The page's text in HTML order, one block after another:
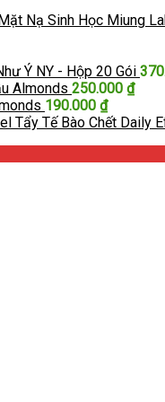
Nạ Sinh Học Miung
Ý NY - Hộp 20 Gói
Almonds 250.000 ₫
190.000 ₫
Tẩy Tế Bào Chết Daily